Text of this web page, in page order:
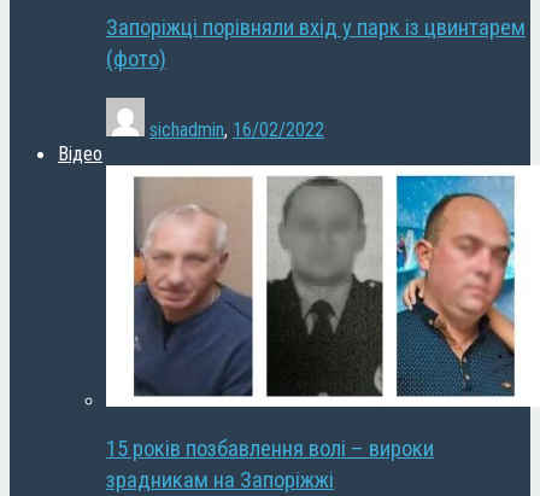
Запоріжці порівняли вхід у парк із цвинтарем
(фото)
sichadmin, 16/02/2022
Відео
15 років позбавлення волі – вироки
зрадникам на Запоріжжі